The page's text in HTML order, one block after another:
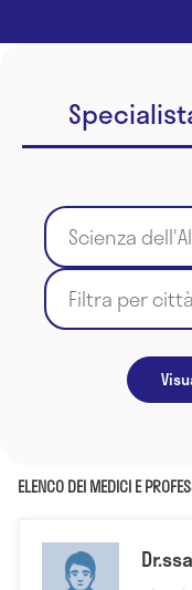
Scienza
Filtra per città
ELENCO DEI MEDICI E